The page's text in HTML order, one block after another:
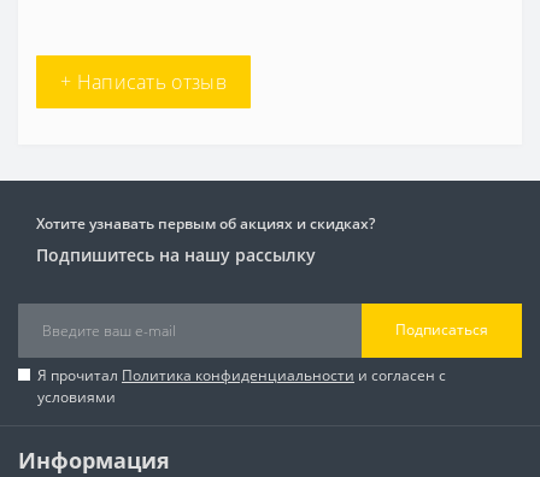
+ Написать отзыв
Хотите узнавать первым об акциях и скидках?
Подпишитесь на нашу рассылку
Подписаться
Я прочитал Политика конфиденциальности и согласен с
условиями
Информация